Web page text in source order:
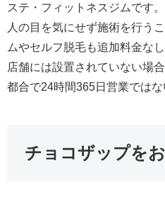
ステ・フィットネスジムです
人の目を気にせず施術を行う
ムやセルフ脱毛も追加料金な
店舗には設置されていない場
都合で24時間365日営業ではな
チョコザップを